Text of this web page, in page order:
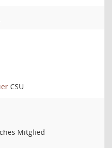
CSU
Mitglied